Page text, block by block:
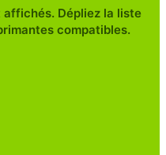
affichés. Dépliez la liste
compatibles.